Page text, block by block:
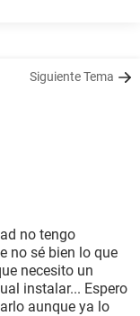
Siguiente Tema
no tengo
no sé bien lo que
necesito un
instalar... Espero
aunque ya lo